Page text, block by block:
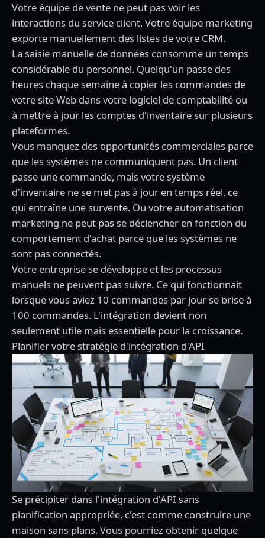
Votre équipe de vente ne peut pas voir les
interactions du service client. Votre équipe marketing
exporte manuellement des listes de votre CRM.
La saisie manuelle de données consomme un temps
considérable du personnel. Quelqu'un passe des
heures chaque semaine à copier les commandes de
votre site Web dans votre logiciel de comptabilité ou
à mettre à jour les comptes d'inventaire sur plusieurs
plateformes.
Vous manquez des opportunités commerciales parce
que les systèmes ne communiquent pas. Un client
passe une commande, mais votre système
d'inventaire ne se met pas à jour en temps réel, ce
qui entraîne une survente. Ou votre automatisation
marketing ne peut pas se déclencher en fonction du
comportement d'achat parce que les systèmes ne
sont pas connectés.
Votre entreprise se développe et les processus
manuels ne peuvent pas suivre. Ce qui fonctionnait
lorsque vous aviez 10 commandes par jour se brise à
100 commandes. L'intégration devient non
seulement utile mais essentielle pour la croissance.
Planifier votre stratégie d'intégration d'API
Se précipiter dans l'intégration d'API sans
planification appropriée, c'est comme construire une
maison sans plans. Vous pourriez obtenir quelque